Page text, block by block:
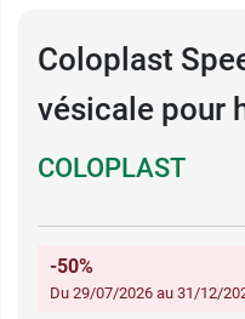
Coloplast
vésicale pour
COLOPLAST
-50%
Du 29/07/2026 au 31/12/